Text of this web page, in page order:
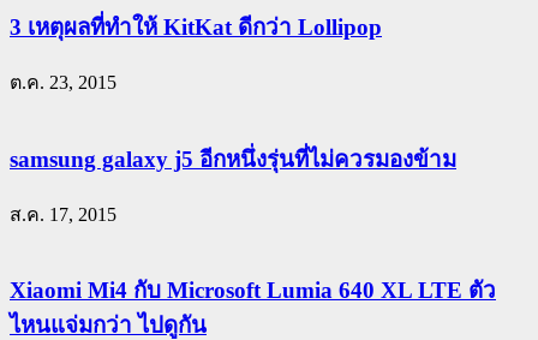
3 เหตุผลที่ทำให้ KitKat ดีกว่า Lollipop
ต.ค. 23, 2015
samsung galaxy j5 อีกหนึ่งรุ่นที่ไม่ควรมองข้าม
ส.ค. 17, 2015
Xiaomi Mi4 กับ Microsoft Lumia 640 XL LTE ตัว
ไหนแจ่มกว่า ไปดูกัน